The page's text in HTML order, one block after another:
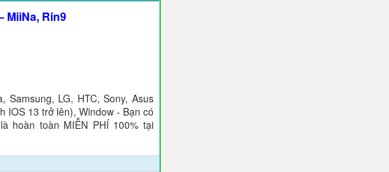
MiiNa, Rin9
Samsung, LG, HTC, Sony, Asus
IOS 13 trở lên), Window - Bạn có
hoàn toàn MIỄN PHÍ 100% tại